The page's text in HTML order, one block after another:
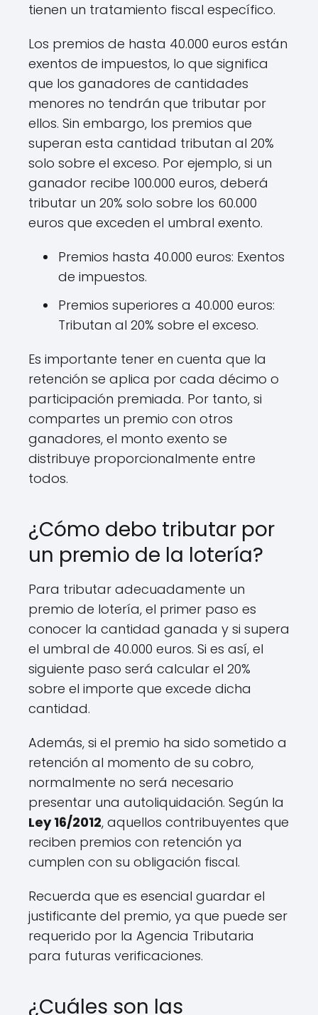
tienen un tratamiento fiscal específico.
Los premios de hasta 40.000 euros están
exentos de impuestos, lo que significa
que los ganadores de cantidades
menores no tendrán que tributar por
ellos. Sin embargo, los premios que
superan esta cantidad tributan al 20%
solo sobre el exceso. Por ejemplo, si un
ganador recibe 100.000 euros, deberá
tributar un 20% solo sobre los 60.000
euros que exceden el umbral exento.
Premios hasta 40.000 euros: Exentos
de impuestos.
Premios superiores a 40.000 euros:
Tributan al 20% sobre el exceso.
Es importante tener en cuenta que la
retención se aplica por cada décimo o
participación premiada. Por tanto, si
compartes un premio con otros
ganadores, el monto exento se
distribuye proporcionalmente entre
todos.
¿Cómo debo tributar por
un premio de la lotería?
Para tributar adecuadamente un
premio de lotería, el primer paso es
conocer la cantidad ganada y si supera
el umbral de 40.000 euros. Si es así, el
siguiente paso será calcular el 20%
sobre el importe que excede dicha
cantidad.
Además, si el premio ha sido sometido a
retención al momento de su cobro,
normalmente no será necesario
presentar una autoliquidación. Según la
Ley 16/2012, aquellos contribuyentes que
reciben premios con retención ya
cumplen con su obligación fiscal.
Recuerda que es esencial guardar el
justificante del premio, ya que puede ser
requerido por la Agencia Tributaria
para futuras verificaciones.
¿Cuáles son las